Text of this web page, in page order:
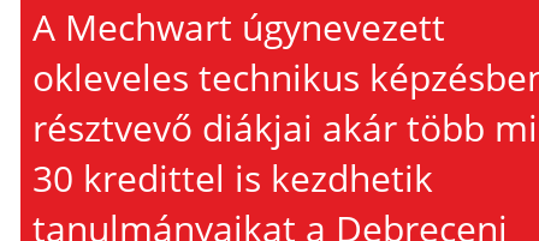
A Mechwart úgynevezett
okleveles technikus
résztvevő diákjai akár több
30 kredittel is kezdhetik
tanulmányaikat a Debreceni